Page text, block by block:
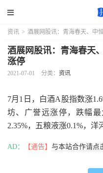
资讯 > 酒展网股讯：青海春天、中
酒展网股讯：青海春天
涨停
2021-07-01 分类： 资讯
7月1日，白酒A股指数涨
坊、广誉远涨停，跌幅
2.35%，五粮液涨0.1%，洋
AD： 【通告】 与本站合作请点